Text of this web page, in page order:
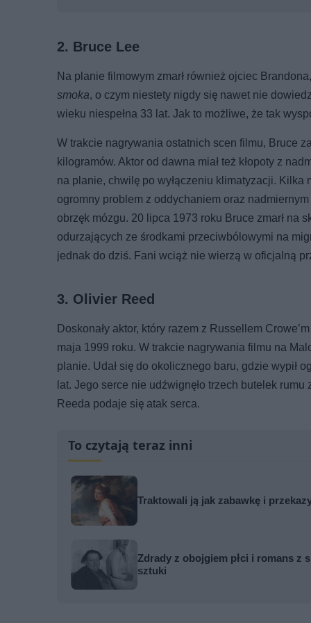
2. Bruce Lee
Na planie filmowym zmarł również ojciec
smoka, o czym niestety nigdy się nawet nie
wieku niespełna 33 lat. Jak to możliwe, że tak
W trakcie nagrywania ostatnich scen filmu, Bruce
kilogramów. Aktor od dawna miał też kłopoty z
na planie, chwilę po wyłączeniu klimatyzacji. Kilka
ogromny problem z oddychaniem oraz
obrzęk mózgu. 20 lipca 1973 roku Bruce zmarł na
odurzających ze środkami przeciwbólowymi na
jednak do dziś. Fani wciąż nie wierzą w oficjalną
3. Olivier Reed
Doskonały aktor, który razem z Russellem Crowe’m
maja 1999 roku. W trakcie nagrywania filmu na
planie. Udał się do okolicznego baru, gdzie wypił
lat. Jego serce nie udźwignęło trzech butelek
Reeda podaje się atak serca.
To czytają teraz inni
Traktowali ją jak zabawkę i
Zdrady z obojgiem płci i romans z
sztuki